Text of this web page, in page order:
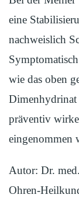
eine
nachweislich
wie das oben
Dimenhydrinat
präventiv
eingenommen
Autor: Dr.
Ohren-